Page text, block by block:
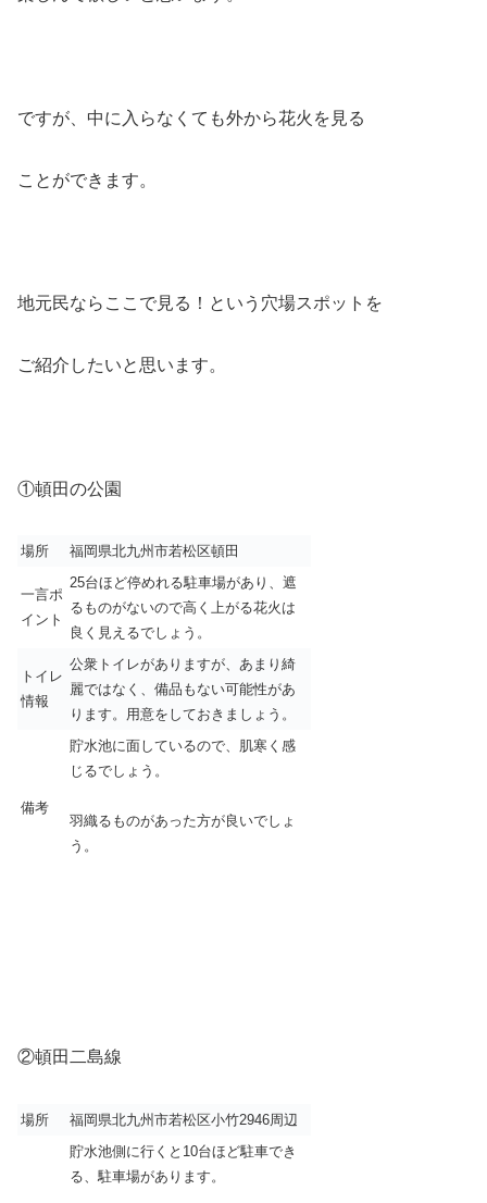
ですが、中に入らなくても外から花火を見る
ことができます。
地元民ならここで見る！という穴場スポットを
ご紹介したいと思います。
①頓田の公園
場所 福岡県北九州市若松区頓田
一言ポ
イント
25台ほど停めれる駐車場があり、遮
るものがないので高く上がる花火は
良く見えるでしょう。
トイレ
情報
公衆トイレがありますが、あまり綺
麗ではなく、備品もない可能性があ
ります。用意をしておきましょう。
備考
貯水池に面しているので、肌寒く感
じるでしょう。
羽織るものがあった方が良いでしょ
う。
②頓田二島線
場所 福岡県北九州市若松区小竹2946周辺
貯水池側に行くと10台ほど駐車でき
る、駐車場があります。